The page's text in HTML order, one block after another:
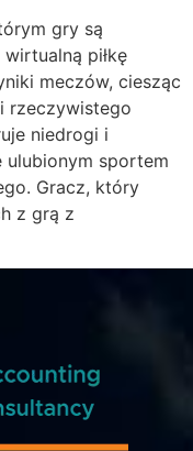
gry są
piłkę
meczów, ciesząc
rzeczywistego
niedrogi i
ulubionym sportem
Gracz, który
z grą z